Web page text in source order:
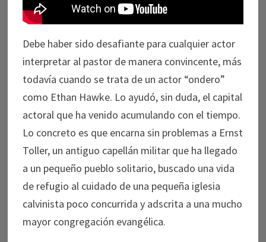
Debe haber sido desafiante para cualquier actor
interpretar al pastor de manera convincente, más
todavía cuando se trata de un actor “ondero”
como Ethan Hawke. Lo ayudó, sin duda, el capital
actoral que ha venido acumulando con el tiempo.
Lo concreto es que encarna sin problemas a Ernst
Toller, un antiguo capellán militar que ha llegado
a un pequeño pueblo solitario, buscado una vida
de refugio al cuidado de una pequeña iglesia
calvinista poco concurrida y adscrita a una mucho
mayor congregación evangélica.